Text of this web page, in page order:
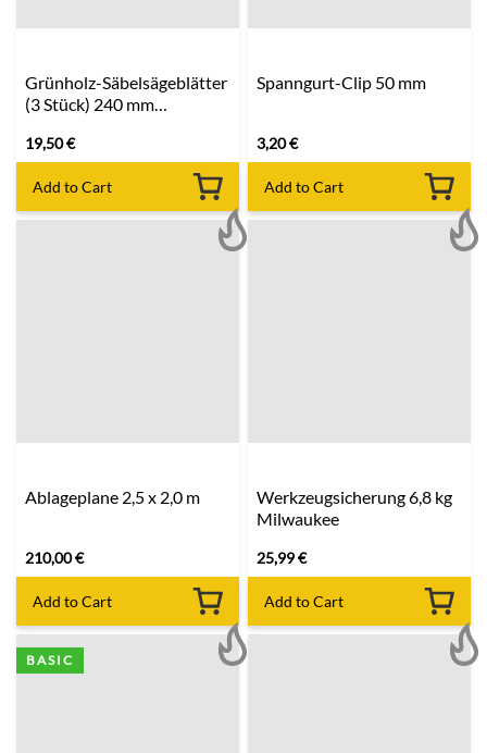
Grünholz-Säbelsägeblätter
(3 Stück) 240 mm
19,50€
Add to Cart
Spanngurt-Clip 50 mm
3,20€
Add to Cart
Ablageplane 2,5 x 2,0 m
210,00€
Add to Cart
Werkzeugsicherung 6,8 kg
Milwaukee
25,99€
Add to Cart
BASIC